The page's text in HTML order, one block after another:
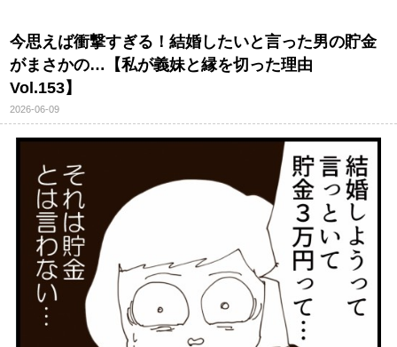
今思えば衝撃すぎる！結婚したいと言った男の貯金
がまさかの…【私が義妹と縁を切った理由
Vol.153】
2026-06-09